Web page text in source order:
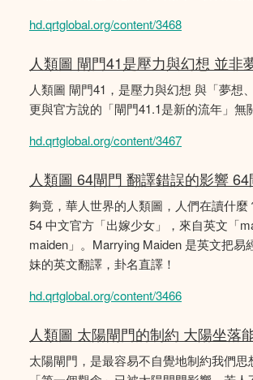
hd.qrtglobal.org/content/3468
人類圖 閘門41是壓力與幻想 並非
人類圖 閘門41，是壓力與幻想 與「夢想
更與官方說的「閘門41.1是新的流年」無
hd.qrtglobal.org/content/3467
人類圖 64閘門 翻譯錯誤的影響 64
夠竟，華人世界的人類圖，人們在讀什麼
54 中文官方「出嫁少女」，來自英文「
maiden」。Marrying Maiden 是英文把易
妹的英文翻譯，卦名直譯！
hd.qrtglobal.org/content/3466
人類圖 太陽閘門的制約 大陽坐落
太陽閘門，是最容易不自覺地制約我們思